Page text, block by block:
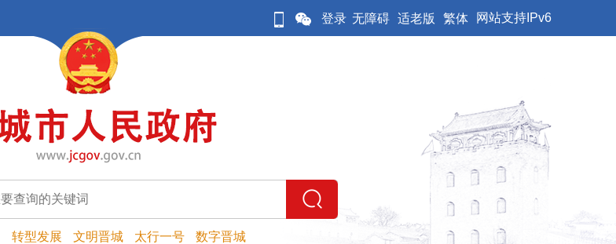
登录 无障碍 适老版 繁体 网站支持IPv6
转型发展 文明晋城 太行一号 数字晋城